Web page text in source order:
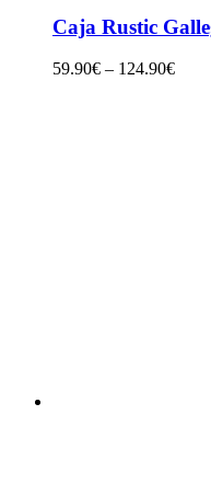
Caja Rustic
59.90€ – 124.90€